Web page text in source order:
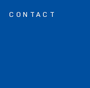
CONTACT